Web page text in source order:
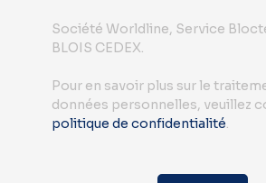
Société Worldline, Service
BLOIS CEDEX.
Pour en savoir plus sur le
données personnelles, veuillez
politique de confidentialité.